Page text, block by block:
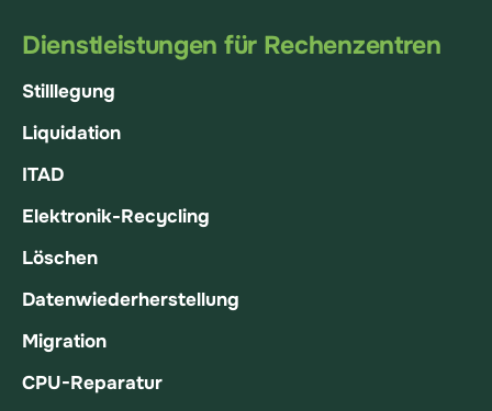
Dienstleistungen für Rechenzentren
Stilllegung
Liquidation
ITAD
Elektronik-Recycling
Löschen
Datenwiederherstellung
Migration
CPU-Reparatur